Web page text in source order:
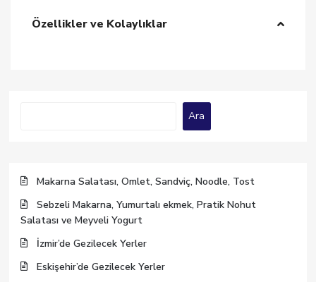
Özellikler ve Kolaylıklar
Ara
Makarna Salatası, Omlet, Sandviç, Noodle, Tost
Sebzeli Makarna, Yumurtalı ekmek, Pratik Nohut
Salatası ve Meyveli Yogurt
İzmir’de Gezilecek Yerler
Eskişehir’de Gezilecek Yerler